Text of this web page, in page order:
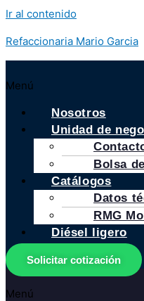
Ir al contenido
Refaccionaria Mario Garcia
Menú
Nosotros
Unidad de
Bolsa
Catálogos
Datos
RMG
Diésel ligero
Solicitar cotización
Menú